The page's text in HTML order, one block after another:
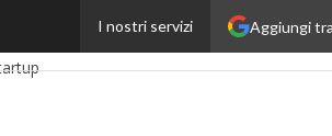
Aggiungi
I nostri servizi
InsuranceUp